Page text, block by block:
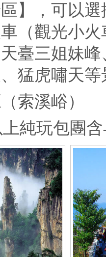
區】，可以
（觀光小
臺三姐妹
猛虎嘯天
索溪峪）
純玩包團